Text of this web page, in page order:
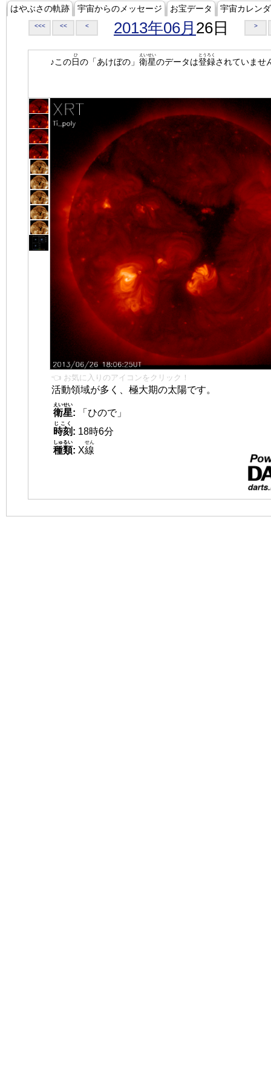
はやぶさの軌跡 宇宙からのメッセージ お宝データ 宇宙カレン
<<< << < 2013年06月 26日 >
♪この日
ひ
の「あけぼの」 衛星
えいせい
のデータは登録
とうろく
されていませ
👈 お気に入りのアイコンをクリック！
活動領域が多く、極大期の太陽です。
衛星
えいせい
:
「ひので」
時刻
じこく
: 18時6分
種類
しゅるい
: X線
せん